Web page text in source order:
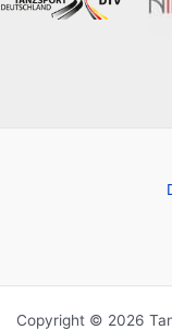
Copyright © 2026